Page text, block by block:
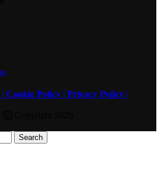
| Cookie Policy | Privacy Policy |
Search